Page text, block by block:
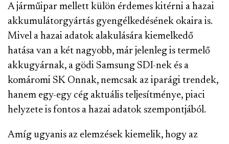
A járműipar mellett külön érdemes kitérni a hazai
akkumulátorgyártás gyengélkedésének okaira is.
Mivel a hazai adatok alakulására kiemelkedő
hatása van a két nagyobb, már jelenleg is termelő
akkugyárnak, a gödi Samsung SDI-nek és a
komáromi SK Onnak, nemcsak az iparági trendek,
hanem egy-egy cég aktuális teljesítménye, piaci
helyzete is fontos a hazai adatok szempontjából.
Amíg ugyanis az elemzések kiemelik, hogy az